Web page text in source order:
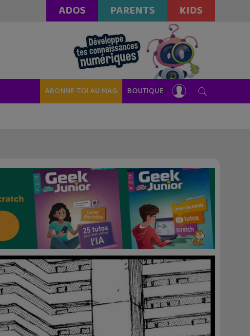
ADOS PARENTS KIDS
ABONNE-TOI AU MAG BOUTIQUE